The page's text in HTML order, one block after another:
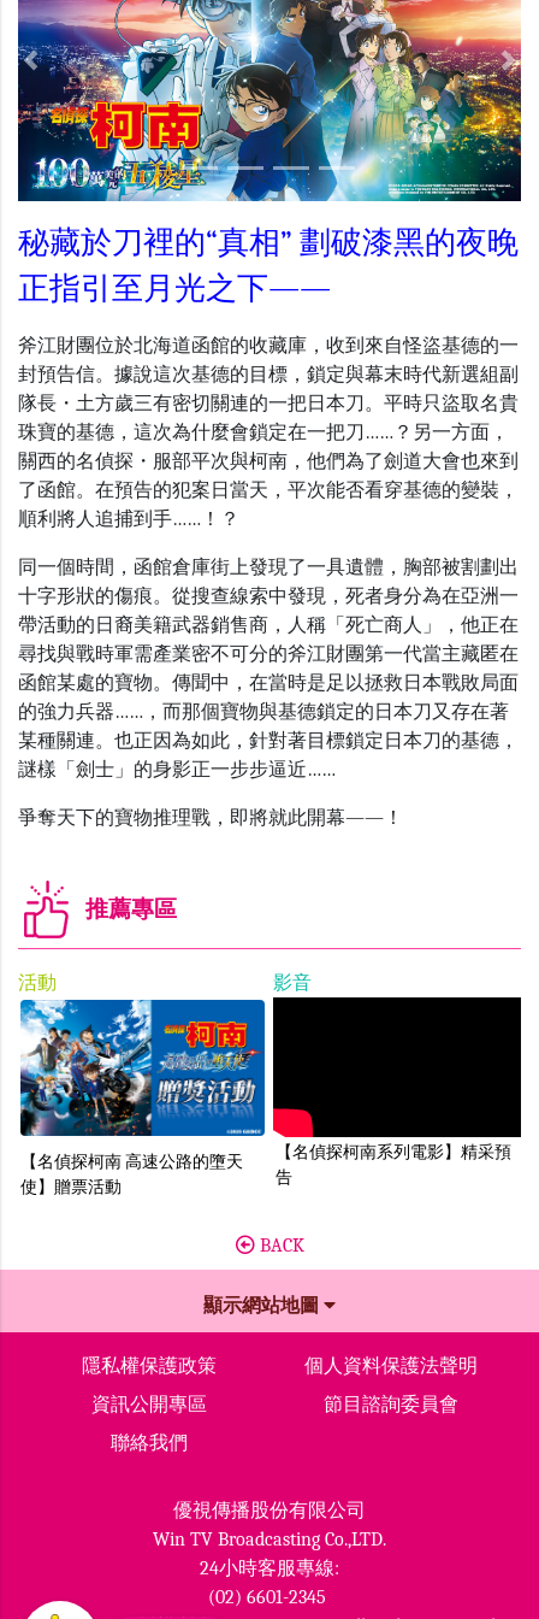
Previous
秘藏於刀裡的“真相” 劃破漆黑的夜晚
正指引至月光之下――
斧江財團位於北海道函館的收藏庫，收到來自怪盜基德的一
封預告信。據說這次基德的目標，鎖定與幕末時代新選組副
隊長・土方歲三有密切關連的一把日本刀。平時只盜取名貴
珠寶的基德，這次為什麼會鎖定在一把刀……？另一方面，
關西的名偵探・服部平次與柯南，他們為了劍道大會也來到
了函館。在預告的犯案日當天，平次能否看穿基德的變裝，
順利將人追捕到手……！？
同一個時間，函館倉庫街上發現了一具遺體，胸部被割劃出
十字形狀的傷痕。從搜查線索中發現，死者身分為在亞洲一
帶活動的日裔美籍武器銷售商，人稱「死亡商人」，他正在
尋找與戰時軍需產業密不可分的斧江財團第一代當主藏匿在
函館某處的寶物。傳聞中，在當時是足以拯救日本戰敗局面
的強力兵器……，而那個寶物與基德鎖定的日本刀又存在著
某種關連。也正因為如此，針對著目標鎖定日本刀的基德，
謎樣「劍士」的身影正一步步逼近……
爭奪天下的寶物推理戰，即將就此開幕――！
推薦專區
活動
【名偵探柯南 高速公路的墮天
使】贈票活動
影音
【名偵探柯南系列電影】精采預
告
BACK
顯示網站地圖
隱私權保護政策
個人資料保護法聲明
資訊公開專區
節目諮詢委員會
聯絡我們
優視傳播股份有限公司
Win TV Broadcasting Co.,LTD.
24小時客服專線:
(02) 6601-2345